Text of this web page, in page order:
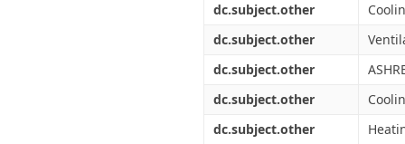
dc.subject.other
dc.subject.other
dc.subject.other
dc.subject.other
dc.subject.other